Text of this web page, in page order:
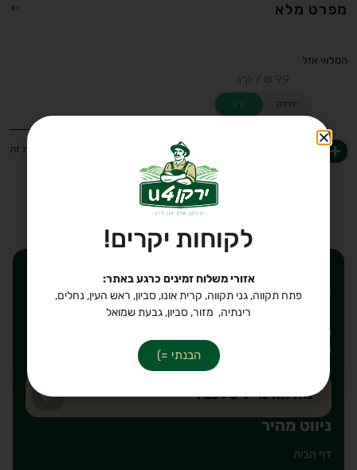
מפרט מלא
המלאי אזל
ק״ג יחידה
מחיר ל-100 גרם: 0.99 ₪
+
-
לקבלת עזרה ב-
רוצים לקבל הנחות ישירות
לאימייל שלכם?
יאללה, חבל לפספס. כתבו את הכתובת אימייל על מנת להירשם
לרשימת תפוצה שלנו, מבטיחים לשלוח רק דברים טובים!
ניווט מהיר
דף הבית
לקוחות יקרים!
אזורי משלוח זמינים כרגע באתר:
פתח תקווה, גני תקווה, קרית אונו, סביון, ראש העין, נחלים,
רינתיה, מזור, סביון, גבעת שמואל
הבנתי =)